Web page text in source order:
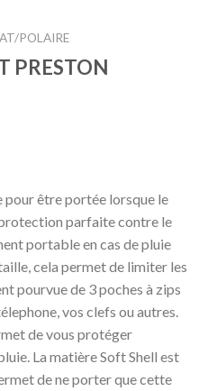
POLAIRE
PRESTON
pour être portée lorsque le
parfaite contre le
portable en cas de pluie
cela permet de limiter les
pourvue de 3 poches à zips
vos clefs ou autres.
de vous protéger
La matière Soft Shell est
de ne porter que cette